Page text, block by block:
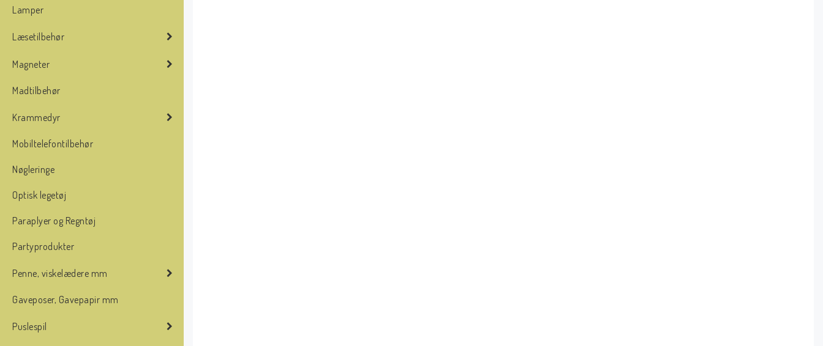
Lamper
Læsetilbehør
Magneter
Madtilbehør
Krammedyr
Mobiltelefontilbehør
Nøgleringe
Optisk legetøj
Paraplyer og Regntøj
Partyprodukter
Penne, viskelædere mm
Gaveposer, Gavepapir mm
Puslespil